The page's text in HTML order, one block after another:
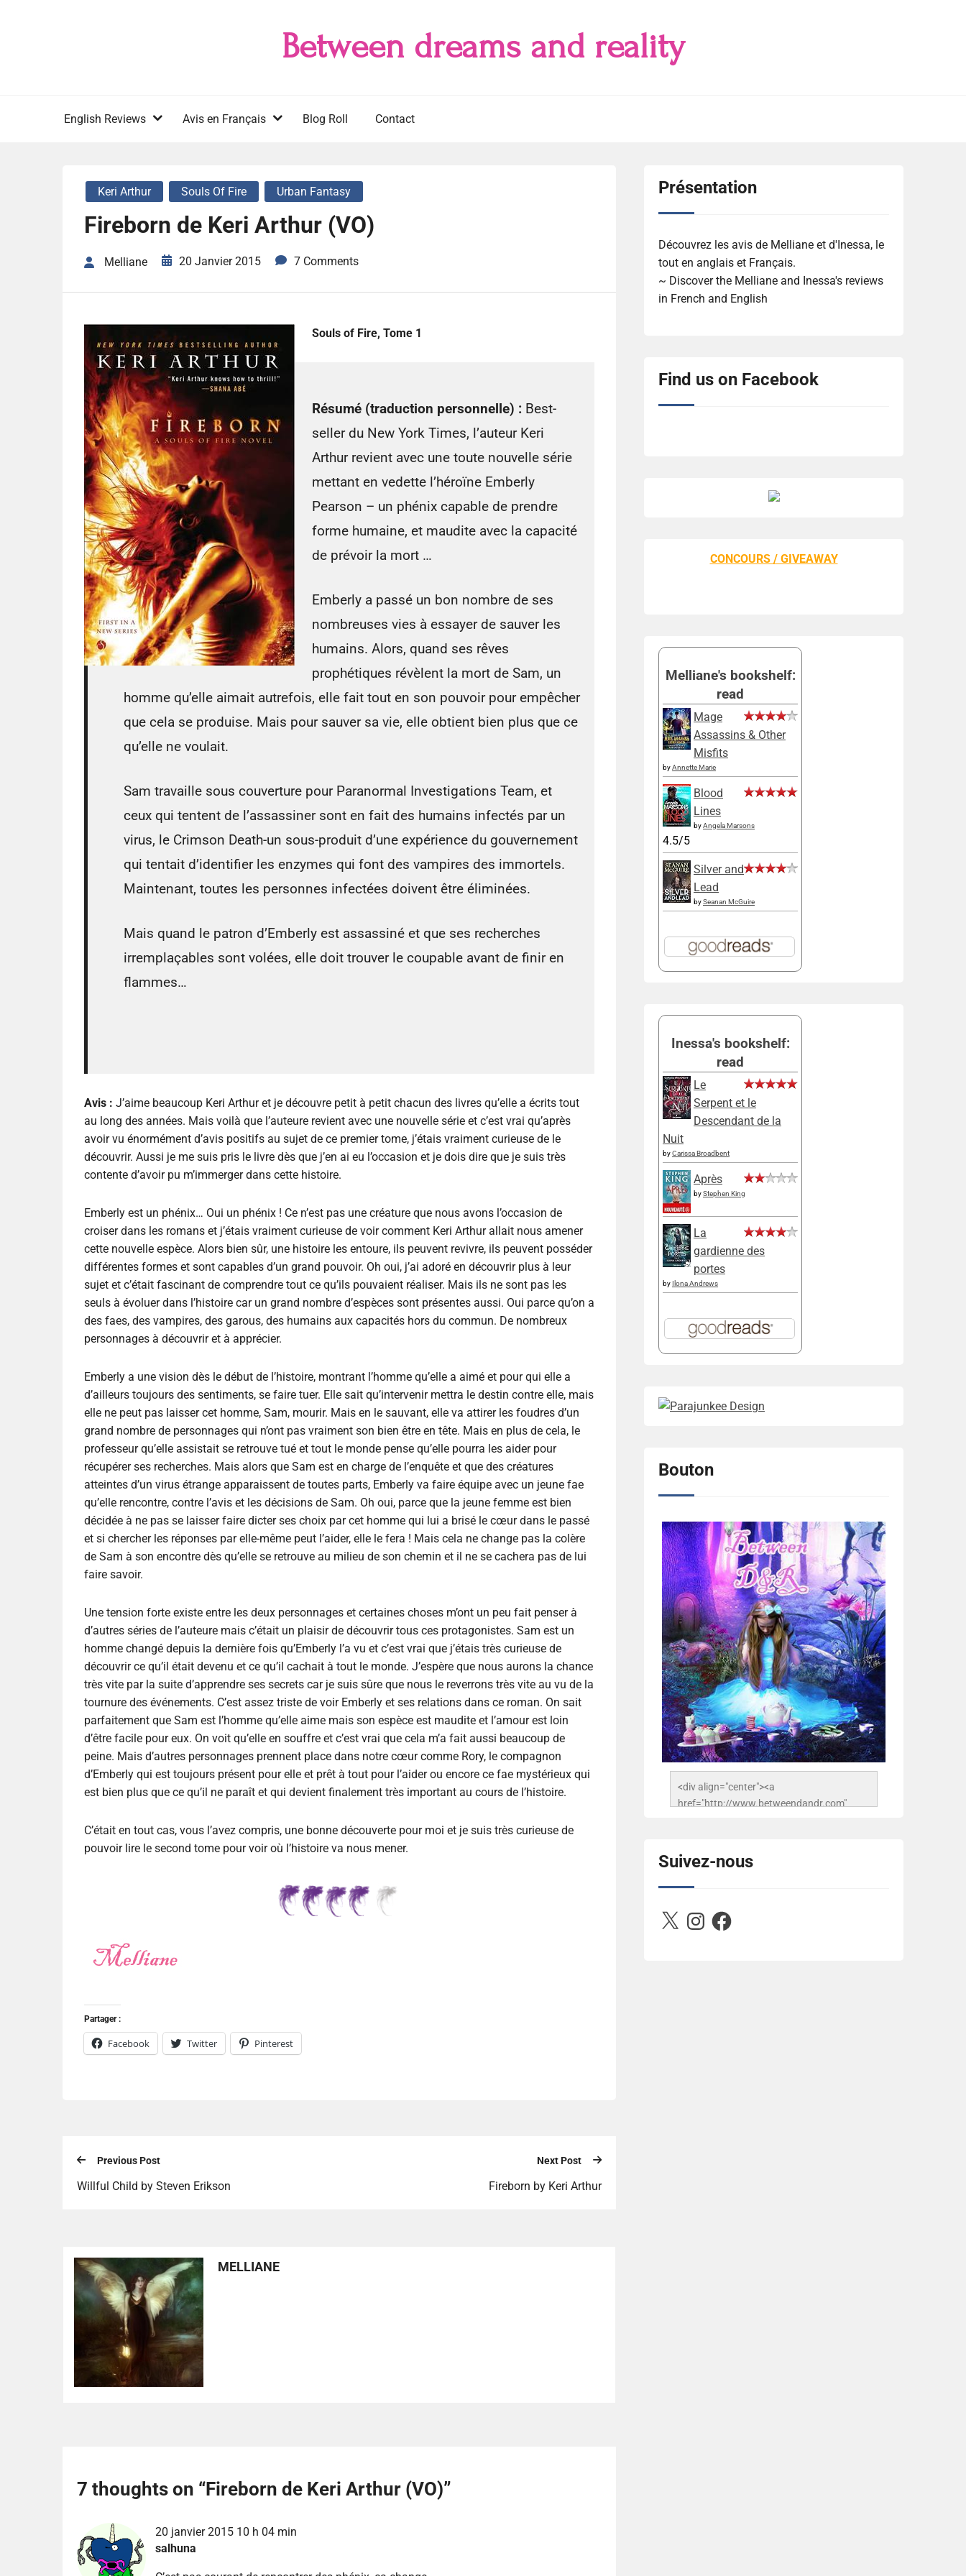
Between dreams and reality
English Reviews Avis en Français Blog Roll Contact
Keri Arthur Souls Of Fire Urban Fantasy
Fireborn de Keri Arthur (VO)
Melliane 20 Janvier 2015 7 Comments
Souls of Fire, Tome 1
Résumé (traduction personnelle) : Best-
seller du New York Times, l’auteur Keri
Arthur revient avec une toute nouvelle série
mettant en vedette l’héroïne Emberly
Pearson – un phénix capable de prendre
forme humaine, et maudite avec la capacité
de prévoir la mort …
Emberly a passé un bon nombre de ses
nombreuses vies à essayer de sauver les
humains. Alors, quand ses rêves
prophétiques révèlent la mort de Sam, un
homme qu’elle aimait autrefois, elle fait tout en son pouvoir pour empêcher
que cela se produise. Mais pour sauver sa vie, elle obtient bien plus que ce
qu’elle ne voulait.
Sam travaille sous couverture pour Paranormal Investigations Team, et
ceux qui tentent de l’assassiner sont en fait des humains infectés par un
virus, le Crimson Death-un sous-produit d’une expérience du gouvernement
qui tentait d’identifier les enzymes qui font des vampires des immortels.
Maintenant, toutes les personnes infectées doivent être éliminées.
Mais quand le patron d’Emberly est assassiné et que ses recherches
irremplaçables sont volées, elle doit trouver le coupable avant de finir en
flammes…
Avis : J’aime beaucoup Keri Arthur et je découvre petit à petit chacun des livres qu’elle a écrits tout
au long des années. Mais voilà que l’auteure revient avec une nouvelle série et c’est vrai qu’après
avoir vu énormément d’avis positifs au sujet de ce premier tome, j’étais vraiment curieuse de le
découvrir. Aussi je me suis pris le livre dès que j’en ai eu l’occasion et je dois dire que je suis très
contente d’avoir pu m’immerger dans cette histoire.
Emberly est un phénix… Oui un phénix ! Ce n’est pas une créature que nous avons l’occasion de
croiser dans les romans et j’étais vraiment curieuse de voir comment Keri Arthur allait nous amener
cette nouvelle espèce. Alors bien sûr, une histoire les entoure, ils peuvent revivre, ils peuvent posséder
différentes formes et sont capables d’un grand pouvoir. Oh oui, j’ai adoré en découvrir plus à leur
sujet et c’était fascinant de comprendre tout ce qu’ils pouvaient réaliser. Mais ils ne sont pas les
seuls à évoluer dans l’histoire car un grand nombre d’espèces sont présentes aussi. Oui parce qu’on a
des faes, des vampires, des garous, des humains aux capacités hors du commun. De nombreux
personnages à découvrir et à apprécier.
Emberly a une vision dès le début de l’histoire, montrant l’homme qu’elle a aimé et pour qui elle a
d’ailleurs toujours des sentiments, se faire tuer. Elle sait qu’intervenir mettra le destin contre elle, mais
elle ne peut pas laisser cet homme, Sam, mourir. Mais en le sauvant, elle va attirer les foudres d’un
grand nombre de personnages qui n’ont pas vraiment son bien être en tête. Mais en plus de cela, le
professeur qu’elle assistait se retrouve tué et tout le monde pense qu’elle pourra les aider pour
récupérer ses recherches. Mais alors que Sam est en charge de l’enquête et que des créatures
atteintes d’un virus étrange apparaissent de toutes parts, Emberly va faire équipe avec un jeune fae
qu’elle rencontre, contre l’avis et les décisions de Sam. Oh oui, parce que la jeune femme est bien
décidée à ne pas se laisser faire dicter ses choix par cet homme qui lui a brisé le cœur dans le passé
et si chercher les réponses par elle-même peut l’aider, elle le fera ! Mais cela ne change pas la colère
de Sam à son encontre dès qu’elle se retrouve au milieu de son chemin et il ne se cachera pas de lui
faire savoir.
Une tension forte existe entre les deux personnages et certaines choses m’ont un peu fait penser à
d’autres séries de l’auteure mais c’était un plaisir de découvrir tous ces protagonistes. Sam est un
homme changé depuis la dernière fois qu’Emberly l’a vu et c’est vrai que j’étais très curieuse de
découvrir ce qu’il était devenu et ce qu’il cachait à tout le monde. J’espère que nous aurons la chance
très vite par la suite d’apprendre ses secrets car je suis sûre que nous le reverrons très vite au vu de la
tournure des événements. C’est assez triste de voir Emberly et ses relations dans ce roman. On sait
parfaitement que Sam est l’homme qu’elle aime mais son espèce est maudite et l’amour est loin
d’être facile pour eux. On voit qu’elle en souffre et c’est vrai que cela m’a fait aussi beaucoup de
peine. Mais d’autres personnages prennent place dans notre cœur comme Rory, le compagnon
d’Emberly qui est toujours présent pour elle et prêt à tout pour l’aider ou encore ce fae mystérieux qui
est bien plus que ce qu’il ne paraît et qui devient finalement très important au cours de l’histoire.
C’était en tout cas, vous l’avez compris, une bonne découverte pour moi et je suis très curieuse de
pouvoir lire le second tome pour voir où l’histoire va nous mener.
Partager :
Facebook Twitter Pinterest
Previous Post
Willful Child by Steven Erikson
Next Post
Fireborn by Keri Arthur
MELLIANE
7 thoughts on “Fireborn de Keri Arthur (VO)”
20 janvier 2015 10 h 04 min
salhuna
Présentation
Découvrez les avis de Melliane et d'Inessa, le
tout en anglais et Français.
~ Discover the Melliane and Inessa's reviews
in French and English
Find us on Facebook
CONCOURS / GIVEAWAY
Melliane's bookshelf:
read
Mage
Assassins & Other
Misfits
byAnnette Marie
Blood
Lines
byAngela Marsons
4.5/5
Silver and
Lead
bySeanan McGuire
Inessa's bookshelf:
read
Le
Serpent et le
Descendant de la
Nuit
byCarissa Broadbent
Après
byStephen King
La
gardienne des
portes
by Ilona Andrews
Bouton
<div align="center"><a
href="http://www.betweendandr.com"
503716673157532-
2788222864243652657-n.jpg"
alt="Between D&R" style="border:none;" />
Suivez-nous
X InstagramFacebook